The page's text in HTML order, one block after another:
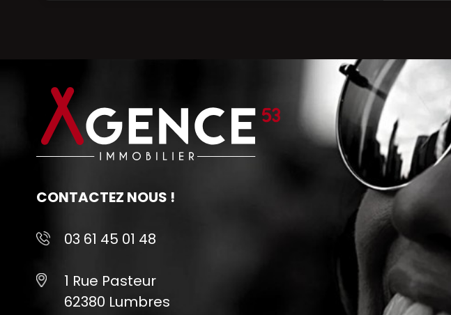
CONTACTEZ NOUS !
03 61 45 01 48
1 Rue Pasteur
62380 Lumbres